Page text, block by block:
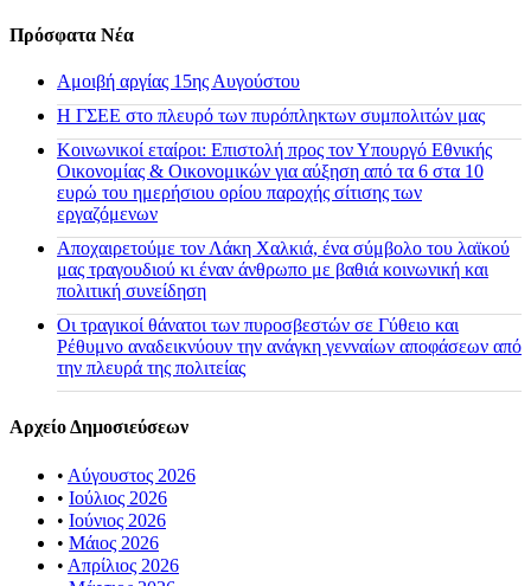
Πρόσφατα Νέα
Αμοιβή αργίας 15ης Αυγούστου
H ΓΣΕΕ στο πλευρό των πυρόπληκτων συμπολιτών μας
Κοινωνικοί εταίροι: Επιστολή προς τον Υπουργό Εθνικής
Οικονομίας & Οικονομικών για αύξηση από τα 6 στα 10
ευρώ του ημερήσιου ορίου παροχής σίτισης των
εργαζόμενων
Αποχαιρετούμε τον Λάκη Χαλκιά, ένα σύμβολο του λαϊκού
μας τραγουδιού κι έναν άνθρωπο με βαθιά κοινωνική και
πολιτική συνείδηση
Οι τραγικοί θάνατοι των πυροσβεστών σε Γύθειο και
Ρέθυμνο αναδεικνύουν την ανάγκη γενναίων αποφάσεων από
την πλευρά της πολιτείας
Αρχείο Δημοσιεύσεων
• Αύγουστος 2026
• Ιούλιος 2026
• Ιούνιος 2026
• Μάιος 2026
• Απρίλιος 2026